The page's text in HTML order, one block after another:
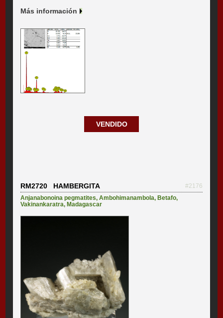
Más información
VENDIDO
RM2720 HAMBERGITA
#2176
Anjanabonoina pegmatites,Ambohimanambola, Betafo,
Vakinankaratra, Madagascar